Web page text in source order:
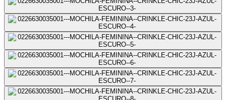
Mochilas
Ver todos
Mochilas Masculinas
Mochilas Femininas
Mochilas Escolares
Mochilas Juvenis
Ver Todos
Mochila para Notebook
Mochila de Couro
Mochila Executiva